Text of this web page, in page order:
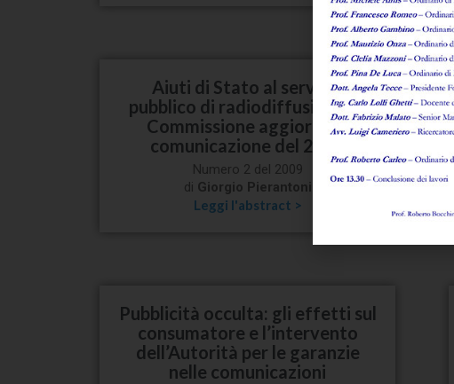
Aiuti di Stato al servizio
pubblico di radiodiffusione: la
Commissione aggiorna la
comunicazione del 2001
Numero 2 del 2009
di Giorgio Pierantoni
Leggi l'abstract >
Pubblicità occulta: gli effetti sul
consumatore e l’intervento
dell’Autorità per le garanzie
nelle comunicazioni